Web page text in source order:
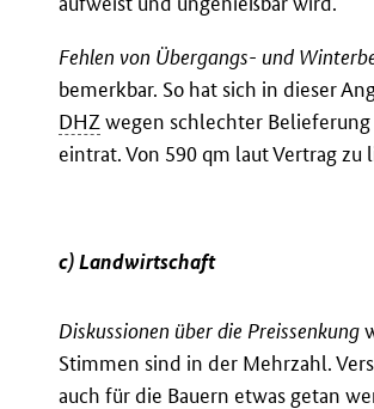
Fehlen von Übergangs- und
bemerkbar. So hat sich in dieser
DHZ wegen schlechter
eintrat. Von 590 qm laut Vertrag
c) Landwirtschaft
Diskussionen über die Preissenkung
Stimmen sind in der Mehrzahl.
auch für die Bauern etwas getan